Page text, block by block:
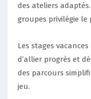
des ateliers
groupes privilégie
Les stages
d’allier progrès et
des parcours
jeu.